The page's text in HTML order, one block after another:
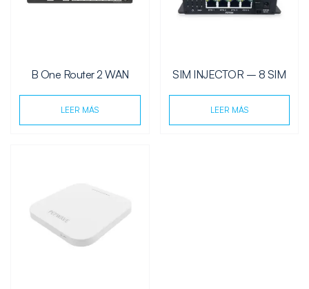
B One Router 2 WAN
LEER MÁS
SIM INJECTOR – 8 SIM
LEER MÁS